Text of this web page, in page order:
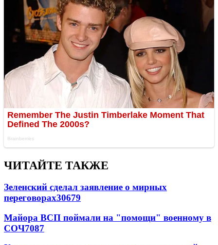
ЧИТАЙТЕ ТАКЖЕ
Зеленский сделал заявление о мирных
переговорах30679
Майора ВСП поймали на "помощи" военному в
СОЧ7087